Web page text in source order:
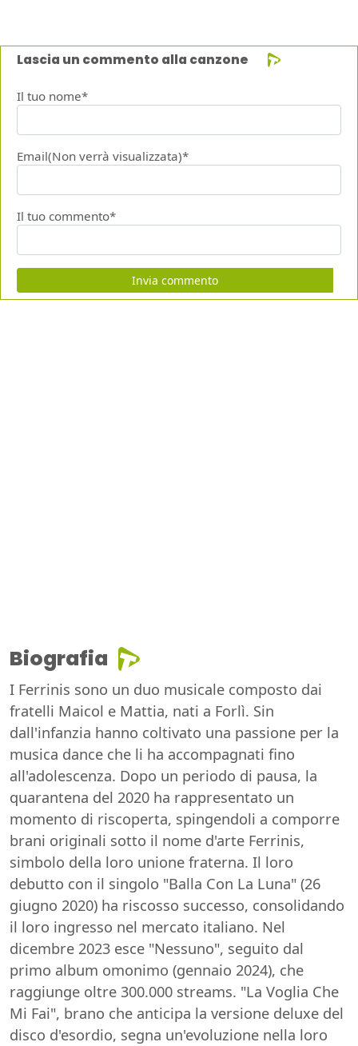
Lascia un commento alla canzone
Il tuo nome*
Email(Non verrà visualizzata)*
Il tuo commento*
Invia commento
Biografia
I Ferrinis sono un duo musicale composto dai
fratelli Maicol e Mattia, nati a Forlì. Sin
dall'infanzia hanno coltivato una passione per la
musica dance che li ha accompagnati fino
all'adolescenza. Dopo un periodo di pausa, la
quarantena del 2020 ha rappresentato un
momento di riscoperta, spingendoli a comporre
brani originali sotto il nome d'arte Ferrinis,
simbolo della loro unione fraterna. Il loro
debutto con il singolo "Balla Con La Luna" (26
giugno 2020) ha riscosso successo, consolidando
il loro ingresso nel mercato italiano. Nel
dicembre 2023 esce "Nessuno", seguito dal
primo album omonimo (gennaio 2024), che
raggiunge oltre 300.000 streams. "La Voglia Che
Mi Fai", brano che anticipa la versione deluxe del
disco d'esordio, segna un'evoluzione nella loro